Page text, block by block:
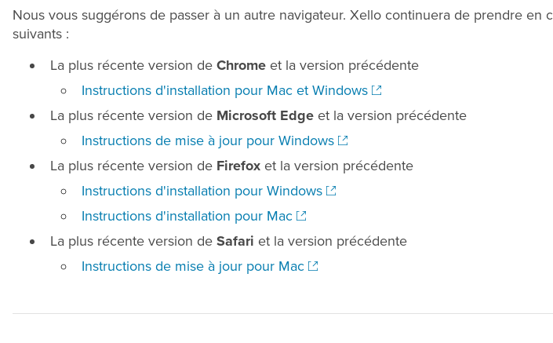
Nous vous suggérons de passer à un autre navigateur. Xello continuera de prendre en
suivants :
La plus récente version de Chrome et la version précédente
Instructions d'installation pour Mac et Windows
La plus récente version de Microsoft Edge et la version précédente
Instructions de mise à jour pour Windows
La plus récente version de Firefox et la version précédente
Instructions d'installation pour Windows
Instructions d'installation pour Mac
La plus récente version de Safari et la version précédente
Instructions de mise à jour pour Mac